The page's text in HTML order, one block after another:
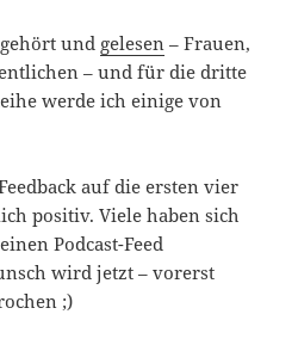
und gelesen – Frauen,
– und für die dritte
werde ich einige von
auf die ersten vier
positiv. Viele haben sich
Podcast-Feed
wird jetzt – vorerst
;)